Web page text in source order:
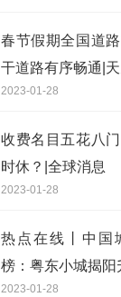
春节假期全国道
干道路有序畅通|
2023-01-28
收费名目五花八
时休？|全球消息
2023-01-28
热点在线丨中国
榜：粤东小城揭阳
2023-01-28